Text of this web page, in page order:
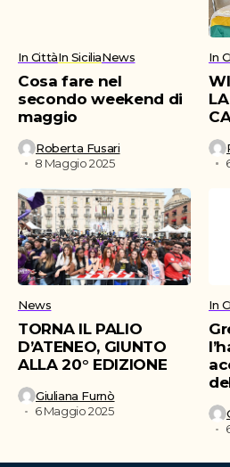
In CittàIn SiciliaNews
Cosa fare nel
secondo weekend di
maggio
Roberta Fusari
8 Maggio 2025
In
News
TORNA IL PALIO
D’ATENEO, GIUNTO
ALLA 20° EDIZIONE
Giuliana Furnò
6 Maggio 2025
In